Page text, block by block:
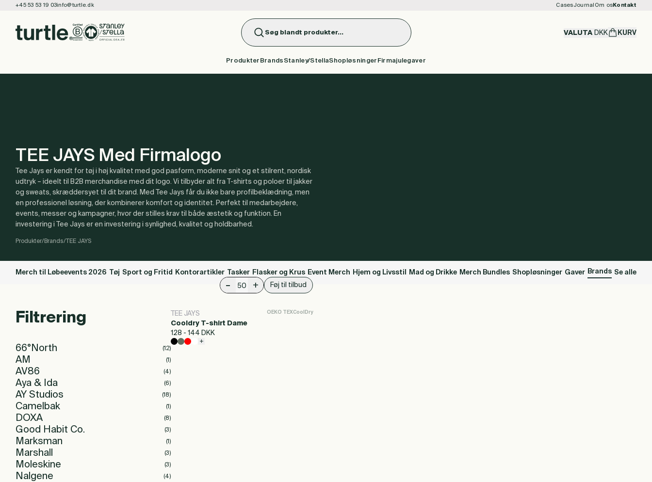
+45 53 53 19 03info@turtle.dk CasesJournal Om osKontakt
Søg blandt produkter... VALUTA DKK KURV
Produkter Brands Stanley/StellaShopløsninger Firmajulegaver
TEE JAYS Med Firmalogo
Tee Jays er kendt for tøj i høj kvalitet med god pasform, moderne snit og et stilrent, nordisk
udtryk – ideelt til B2B merchandise med dit logo. Vi tilbyder alt fra T-shirts og poloer til jakker
og sweats, skræddersyet til dit brand. Med Tee Jays får du ikke bare profilbeklædning, men
en professionel løsning, der kombinerer komfort og identitet. Perfekt til medarbejdere,
events, messer og kampagner, hvor der stilles krav til både æstetik og funktion. En
investering i Tee Jays er en investering i synlighed, kvalitet og holdbarhed.
Produkter/ Brands/ TEE JAYS
Merch til Løbeevents 2026 Tøj Sport og Fritid Kontorartikler Tasker Flasker og Krus Event Merch Hjem og Livsstil Mad og Drikke Merch Bundles Shopløsninger Gaver Brands Se alle
Filtrering
66°North (12)
AM (1 )
AV86 (4)
Aya & Ida (6)
AY Studios (18)
Camelbak (1 )
DOXA (8)
Good Habit Co. (3)
Marksman (1 )
Marshall (3)
Moleskine (3)
Nalgene (4)
OEKO TEX CoolDry
- + Føj til tilbud
TEE JAYS
Cooldry T-shirt Dame
128 - 144 DKK
+